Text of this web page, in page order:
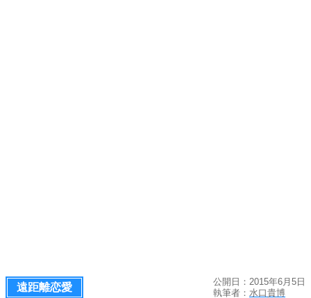
遠距離恋愛
公開日：2015年6月5日
執筆者： 水口貴博